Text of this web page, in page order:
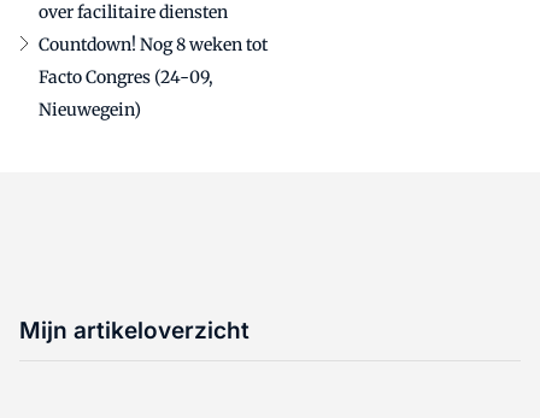
over facilitaire diensten
Countdown! Nog 8 weken tot
Facto Congres (24-09,
Nieuwegein)
Mijn artikeloverzicht